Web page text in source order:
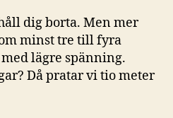
dig borta. Men mer
minst tre till fyra
lägre spänning.
Då pratar vi tio meter